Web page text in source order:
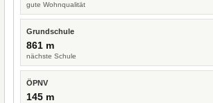
gute Wohnqualität
Grundschule
861 m
nächste Schule
ÖPNV
145 m